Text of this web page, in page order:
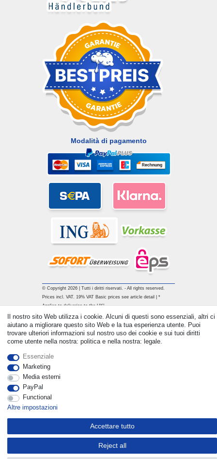
Modalità di pagamento
© Copyright 2026 | Tutti i diritti riservati. - All rights reserved.
Prices incl. VAT. 19% VAT Basic prices see article detail | *
Applies to deliveries to the UK!
Il nostro sito Web utilizza i cookie. Alcuni di questi sono essenziali, altri ci
aiutano a migliorare questo sito Web e la tua esperienza utente. Puoi
trovare ulteriori informazioni sul nostro uso dei cookie e sui tuoi diritti
come utente nella nostra: politica e nella nostra: legale.
Essenziale
Marketing
Media esterni
PayPal
Functional
Altre impostazioni
Accettare tutto
Reject all
Withdraw from contract here Contatto